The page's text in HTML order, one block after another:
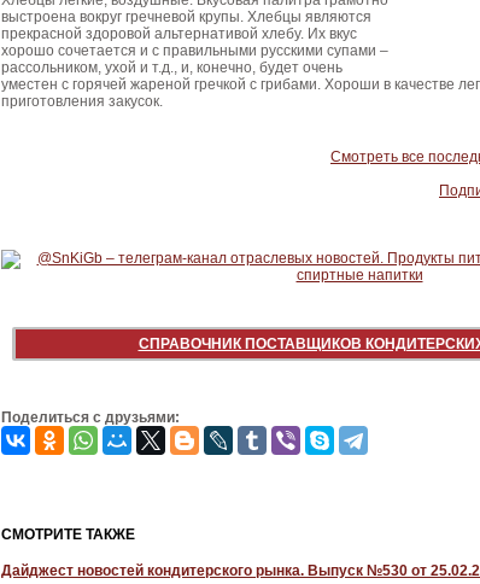
выстроена вокруг гречневой крупы. Хлебцы являются
прекрасной здоровой альтернативой хлебу. Их вкус
хорошо сочетается и с правильными русскими супами –
рассольником, ухой и т.д., и, конечно, будет очень
уместен с горячей жареной гречкой с грибами. Хороши в качестве
приготовления закусок.
Смотреть все
СПРАВОЧНИК ПОСТАВЩИКОВ
Поделиться с друзьями:
CМОТРИТЕ ТАКЖЕ
Дайджест новостей кондитерского рынка. Выпуск №530 от